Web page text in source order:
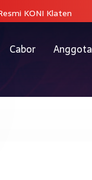
KONI Klaten
Cabor Anggota